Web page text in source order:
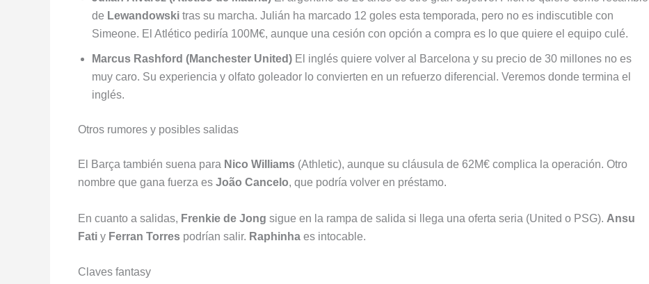
de Lewandowski tras su marcha. Julián ha marcado 12 goles esta temporada, pero no es indiscutible con
Simeone. El Atlético pediría 100M€, aunque una cesión con opción a compra es lo que quiere el equipo culé.
Marcus Rashford (Manchester United) El inglés quiere volver al Barcelona y su precio de 30 millones no es
muy caro. Su experiencia y olfato goleador lo convierten en un refuerzo diferencial. Veremos donde termina el
inglés.
Otros rumores y posibles salidas
El Barça también suena para Nico Williams (Athletic), aunque su cláusula de 62M€ complica la operación. Otro
nombre que gana fuerza es João Cancelo, que podría volver en préstamo.
En cuanto a salidas, Frenkie de Jong sigue en la rampa de salida si llega una oferta seria (United o PSG). Ansu
Fati y Ferran Torres podrían salir. Raphinha es intocable.
Claves fantasy